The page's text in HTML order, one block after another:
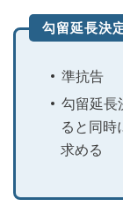
勾留延長決
準抗告
勾留延長
ると同時
求める